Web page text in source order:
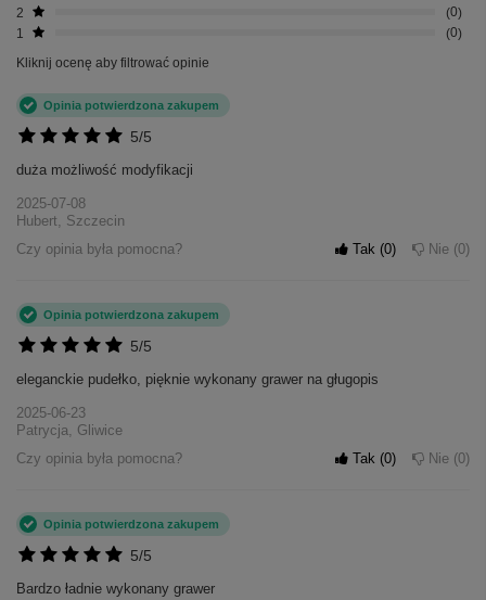
2
0
1
0
Kliknij ocenę aby filtrować opinie
5/5
Opinia potwierdzona zakupem
duża możliwość modyfikacji
2025-07-08
Hubert, Szczecin
Czy opinia była pomocna?
Tak 0 Nie 0
5/5
Opinia potwierdzona zakupem
eleganckie pudełko, pięknie wykonany grawer na gługopis
2025-06-23
Patrycja, Gliwice
Czy opinia była pomocna?
Tak 0 Nie 0
5/5
Opinia potwierdzona zakupem
Bardzo ładnie wykonany grawer